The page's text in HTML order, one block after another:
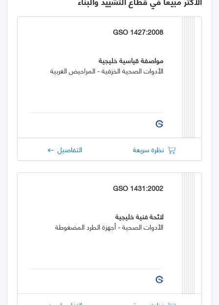
GSO 1427:2008
مواصفة قياسية خليجية
الأدوات الصحية الخزفية - المراحيض الغربية
نظرة سريعة التفاصيل
GSO 1431:2002
لائحة فنية خليجية
الأدوات الصحية - أجهزة الطرد المضغوطة